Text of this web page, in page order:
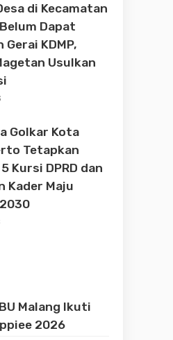
di Kecamatan
Dapat
Gerai KDMP,
Usulkan
Golkar Kota
Tetapkan
Kursi DPRD dan
Kader Maju
Malang Ikuti
2026